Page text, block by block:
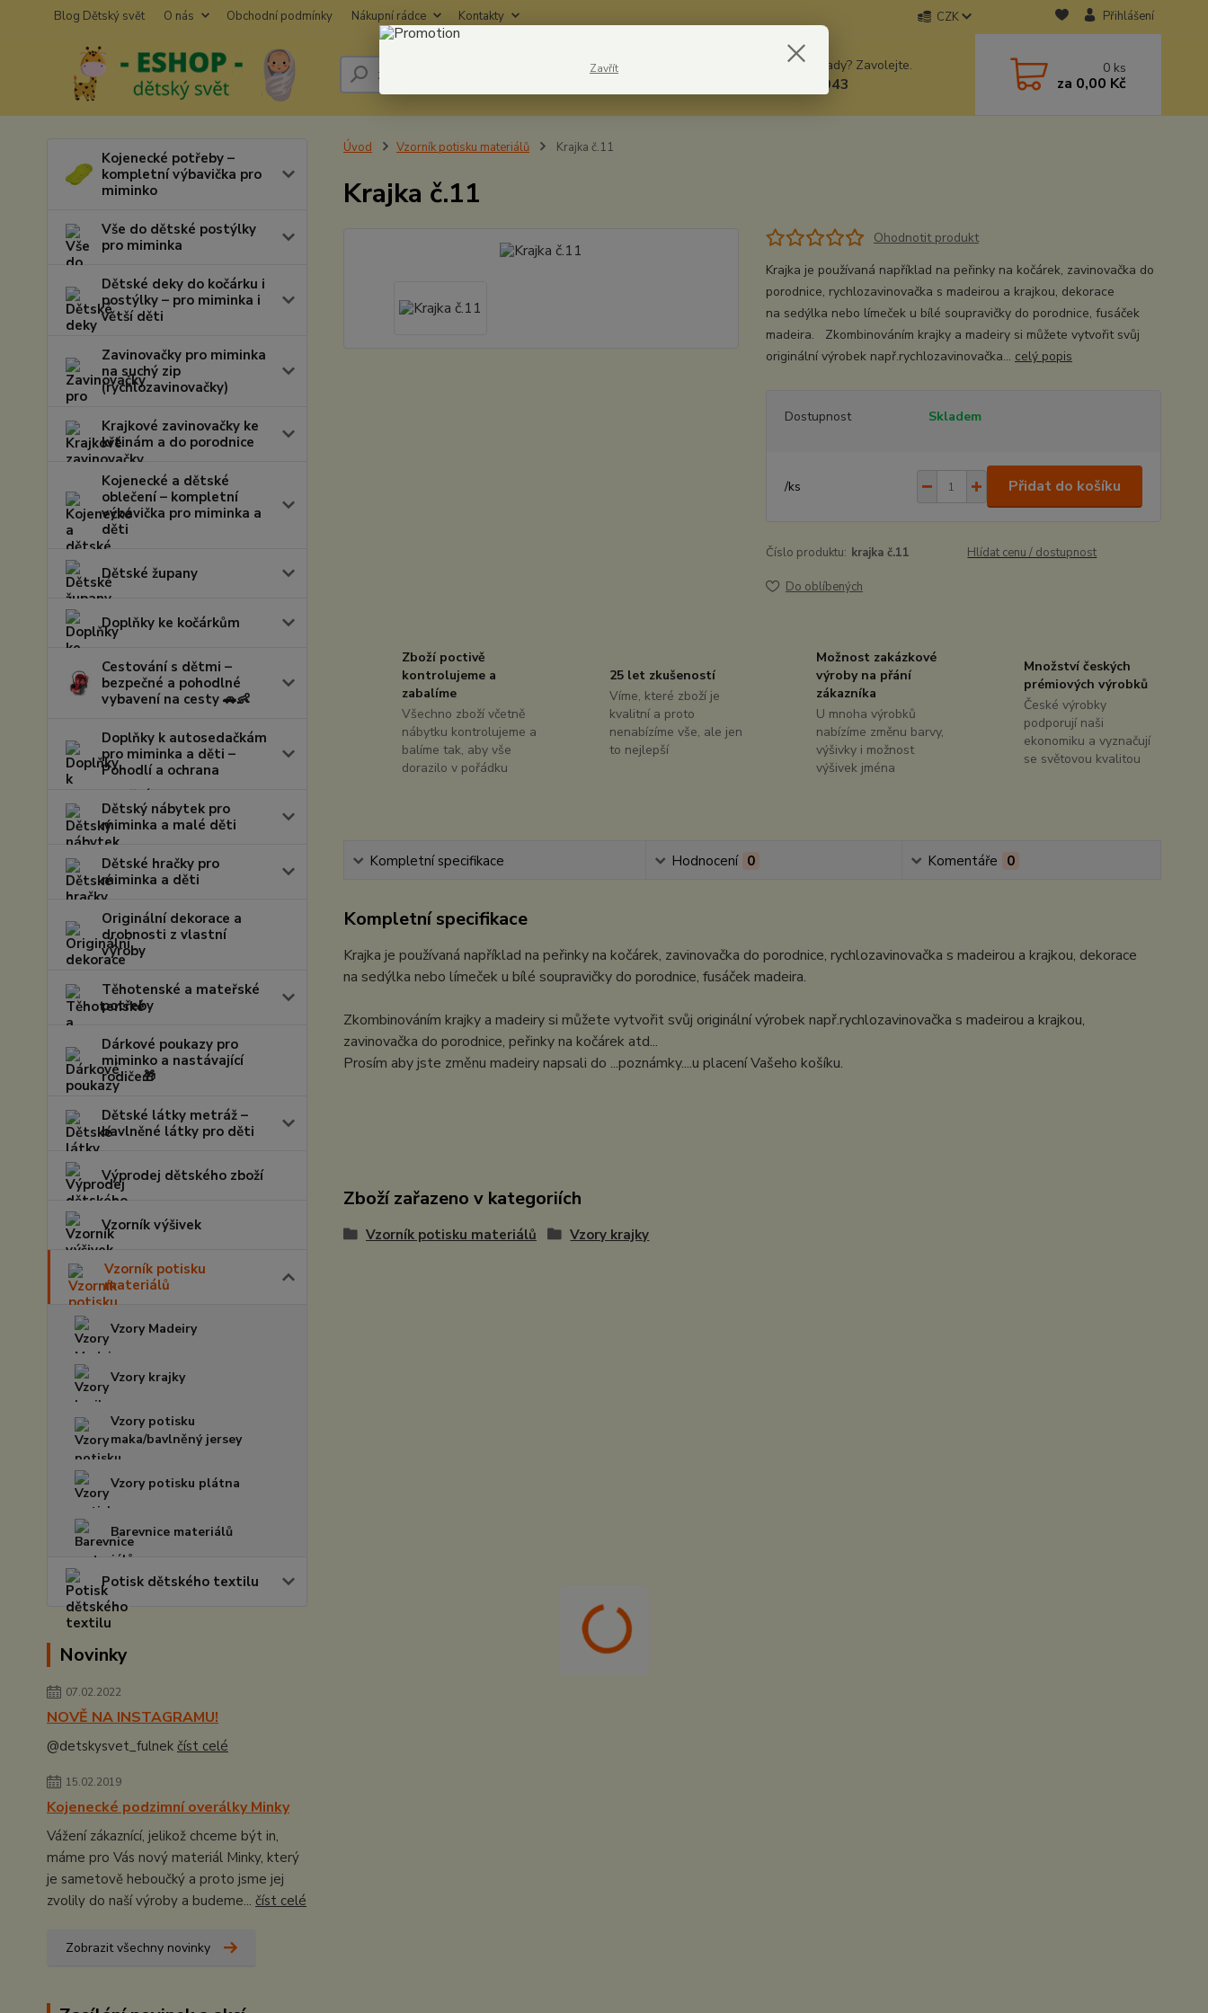
Blog Dětský svět O nás Obchodní podmínky Nákupní rádce Kontakty CZK Přihlášení
Hledat Nevíte si rady? Zavolejte.
604278943
0 ks
za 0,00 Kč
Kojenecké potřeby –
kompletní výbavička pro
miminko
Vše do dětské postýlky
pro miminka
Dětské deky do kočárku i
postýlky – pro miminka i
větší děti
Zavinovačky pro miminka
na suchý zip
(rychlozavinovačky)
Krajkové zavinovačky ke
křtinám a do porodnice
Kojenecké a dětské
oblečení – kompletní
výbavička pro miminka a
děti
Dětské župany
Doplňky ke kočárkům
Cestování s dětmi –
bezpečné a pohodlné
vybavení na cesty 🚗👶
Doplňky k autosedačkám
pro miminka a děti –
Pohodlí a ochrana
Dětský nábytek pro
miminka a malé děti
Dětské hračky pro
miminka a děti
Originální dekorace a
drobnosti z vlastní
výroby
Těhotenské a mateřské
potřeby
Dárkové poukazy pro
miminko a nastávající
rodiče🎁
Dětské látky metráž –
bavlněné látky pro děti
Výprodej dětského zboží
Vzorník výšivek
Vzorník potisku
materiálů
Vzory Madeiry
Vzory krajky
Vzory potisku
maka/bavlněný jersey
Vzory potisku plátna
Barevnice materiálů
Potisk dětského textilu
Novinky
07.02.2022
NOVĚ NA INSTAGRAMU!
@detskysvet_fulnek číst celé
15.02.2019
Kojenecké podzimní overálky Minky
Vážení zákaznící, jelikož chceme být in,
máme pro Vás nový materiál Minky, který
je sametově heboučký a proto jsme jej
zvolily do naší výroby a budeme... číst celé
Zobrazit všechny novinky
Úvod Vzorník potisku materiálů Krajka č.11
Krajka č.11
Ohodnotit produkt
Krajka je používaná například na peřinky na kočárek, zavinovačka do
porodnice, rychlozavinovačka s madeirou a krajkou, dekorace
na sedýlka nebo límeček u bílé soupravičky do porodnice, fusáček
madeira. Zkombinováním krajky a madeiry si můžete vytvořit svůj
originální výrobek např.rychlozavinovačka... celý popis
Dostupnost Skladem
/ks Přidat do košíku
Číslo produktu: krajka č.11 Hlídat cenu / dostupnost
Do oblíbených
Zboží poctivě
kontrolujeme a
zabalíme
Všechno zboží včetně
nábytku kontrolujeme a
balíme tak, aby vše
dorazilo v pořádku
25 let zkušeností
Víme, které zboží je
kvalitní a proto
nenabízíme vše, ale jen
to nejlepší
Možnost zakázkové
výroby na přání
zákazníka
U mnoha výrobků
nabízíme změnu barvy,
výšivky i možnost
výšivek jména
Množství českých
prémiových výrobků
České výrobky
podporují naši
ekonomiku a vyznačují
se světovou kvalitou
Kompletní specifikace Hodnocení 0 Komentáře 0
Kompletní specifikace
Krajka je používaná například na peřinky na kočárek, zavinovačka do porodnice, rychlozavinovačka s madeirou a krajkou, dekorace
na sedýlka nebo límeček u bílé soupravičky do porodnice, fusáček madeira.
Zkombinováním krajky a madeiry si můžete vytvořit svůj originální výrobek např.rychlozavinovačka s madeirou a krajkou,
zavinovačka do porodnice, peřinky na kočárek atd...
Prosím aby jste změnu madeiry napsali do ...poznámky....u placení Vašeho košíku.
Zboží zařazeno v kategoriích
Vzorník potisku materiálů Vzory krajky
Zavřít